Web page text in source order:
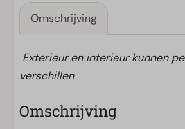
Omschrijving
Exterieur en interieur kunnen
verschillen
Omschrijving